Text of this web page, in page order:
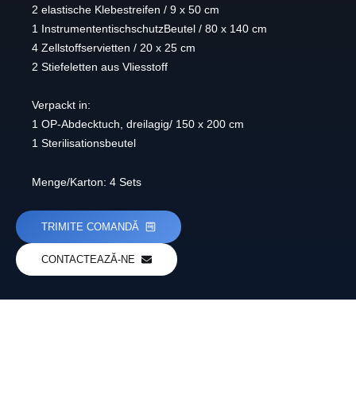
2 elastische Klebestreifen / 9 x 50 cm
1 InstrumententischschutzBeutel / 80 x 140 cm
4 Zellstoffservietten / 20 x 25 cm
2 Stiefeletten aus Vliesstoff
Verpackt in:
1 OP-Abdecktuch, dreilagig/ 150 x 200 cm
1 Sterilisationsbeutel
Menge/Karton: 4 Sets
TRIMITE COMANDĂ
CONTACTEAZĂ-NE